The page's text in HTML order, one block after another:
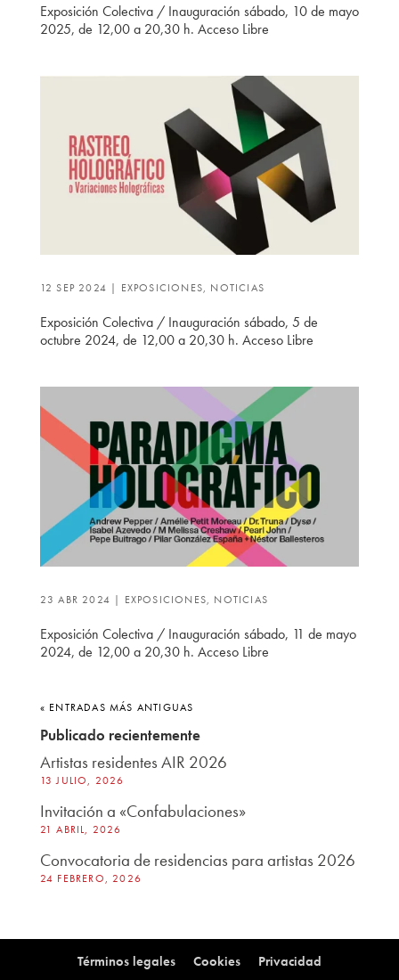
Exposición Colectiva / Inauguración sábado, 10 de mayo
2025, de 12,00 a 20,30 h. Acceso Libre
12 SEP 2024 | EXPOSICIONES, NOTICIAS
Exposición Colectiva / Inauguración sábado, 5 de
octubre 2024, de 12,00 a 20,30 h. Acceso Libre
23 ABR 2024 | EXPOSICIONES, NOTICIAS
Exposición Colectiva / Inauguración sábado, 11 de mayo
2024, de 12,00 a 20,30 h. Acceso Libre
« ENTRADAS MÁS ANTIGUAS
Publicado recientemente
Artistas residentes AIR 2026
13 JULIO, 2026
Invitación a «Confabulaciones»
21 ABRIL, 2026
Convocatoria de residencias para artistas 2026
24 FEBRERO, 2026
Términos legales Cookies Privacidad